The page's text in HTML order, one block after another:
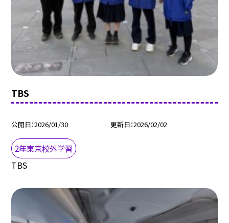
TBS
公開日 2026/01/30 更新日 2026/02/02
2年東京校外学習
TBS